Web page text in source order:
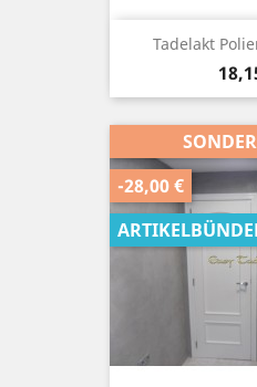
Tadelakt
-28,00 €